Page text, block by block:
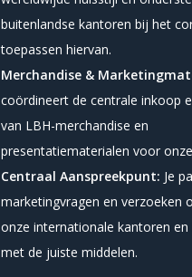
buitenlandse kantoren bij het
toepassen hiervan.
Merchandise &
coördineert de centrale inkoop
van LBH-merchandise en
presentatiematerialen voor
Centraal Aanspreekpunt: Je
marketingvragen en verzoeken
onze internationale kantoren en
met de juiste middelen.